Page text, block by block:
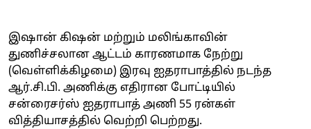
இஷான் கிஷன் மற்றும் மலிங்காவின்
துணிச்சலான ஆட்டம் காரணமாக நேற்று
(வெள்ளிக்கிழமை) இரவு ஐதராபாத்தில் நடந்த
ஆர்.சி.பி. அணிக்கு எதிரான போட்டியில்
சன்ரைசர்ஸ் ஐதராபாத் அணி 55 ரன்கள்
வித்தியாசத்தில் வெற்றி பெற்றது.